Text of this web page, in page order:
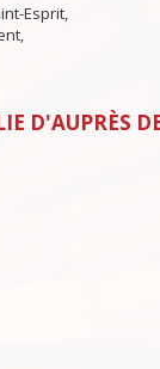
Esprit,
D'AUPRÈS